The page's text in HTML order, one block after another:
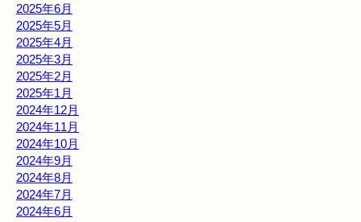
2025年6月
2025年5月
2025年4月
2025年3月
2025年2月
2025年1月
2024年12月
2024年11月
2024年10月
2024年9月
2024年8月
2024年7月
2024年6月